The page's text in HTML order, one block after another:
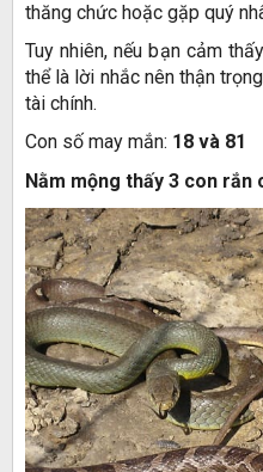
thăng chức hoặc gặp quý
Tuy nhiên, nếu bạn cảm
thể là lời nhắc nên thận
tài chính.
Con số may mắn: 18 và 81
Nằm mộng thấy 3 con rắn